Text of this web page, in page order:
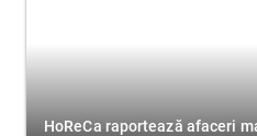
HoReCa raportează afaceri